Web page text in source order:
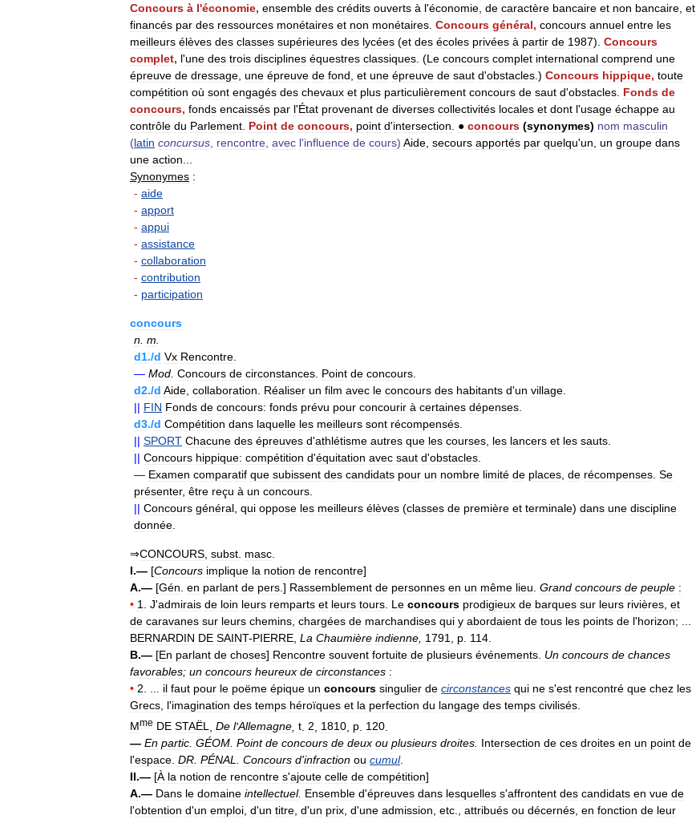
Concours à l'économie, ensemble des crédits ouverts à l'économie de caractère bancaire et non bancaire et
financés par des ressources monétaires et non monétaires Concours général, concours annuel entre les
meilleurs élèves des classes supérieures des lycées (et des écoles privées à partir de 1987). Concours
complet, l'une des trois disciplines équestres classiques . (Le concours complet international comprend une
épreuve de dressage une épreuve de fond et une épreuve de saut d'obstacles .) Concours hippique, toute
compétition où sont engagés des chevaux et plus particulièrement concours de saut d'obstacles Fonds de
concours, fonds encaissés par l'État provenant de diverses collectivités locales et dont l'usage échappe au
contrôle du Parlement Point de concours, point d'intersection ● concours (synonymes) nom masculin
(latin concursus rencontre avec l'influence de cours) Aide secours apportés par quelqu'un un groupe dans
une action
Synonymes :
- aide
- apport
- appui
- assistance
- collaboration
- contribution
- participation
concours
n m
d1./d Vx Rencontre
— Mod Concours de circonstances Point de concours
d2./d Aide collaboration Réaliser un film avec le concours des habitants d'un village
|| FIN Fonds de concours: fonds prévu pour concourir à certaines dépenses
d3./d Compétition dans laquelle les meilleurs sont récompensés
|| SPORT Chacune des épreuves d'athlétisme autres que les courses les lancers et les sauts
|| Concours hippique: compétition d'équitation avec saut d'obstacles
— Examen comparatif que subissent des candidats pour un nombre limité de places de récompenses Se
présenter, être reçu à un concours
|| Concours général qui oppose les meilleurs élèves (classes de première et terminale) dans une discipline
donnée
⇒CONCOURS subst masc
I.— [Concours implique la notion de rencontre]
A.— [Gén en parlant de pers .] Rassemblement de personnes en un même lieu Grand concours de peuple :
• 1 J'admirais de loin leurs remparts et leurs tours Le concours prodigieux de barques sur leurs rivières et
de caravanes sur leurs chemins chargées de marchandises qui y abordaient de tous les points de l'horizon; ...
BERNARDIN DE SAINT-PIERRE La Chaumière indienne 1791 p 114
B.— [En parlant de choses] Rencontre souvent fortuite de plusieurs événements Un concours de chances
favorables; un concours heureux de circonstances :
• 2 il faut pour le poëme épique un concours singulier de circonstances qui ne s'est rencontré que chez les
Grecs l'imagination des temps héroïques et la perfection du langage des temps civilisés
Mme DE STAËL De l'Allemagne t 2 1810 p 120
— En partic. GÉOM. Point de concours de deux ou plusieurs droites. Intersection de ces droites en un point de
l'espace. DR. PÉNAL. Concours d'infraction ou cumul.
II.— [À la notion de rencontre s'ajoute celle de compétition]
A.— Dans le domaine intellectuel. Ensemble d'épreuves dans lesquelles s'affrontent des candidats en vue de
l'obtention d'un emploi, d'un titre, d'un prix, d'une admission, etc., attribués ou décernés, en fonction de leur